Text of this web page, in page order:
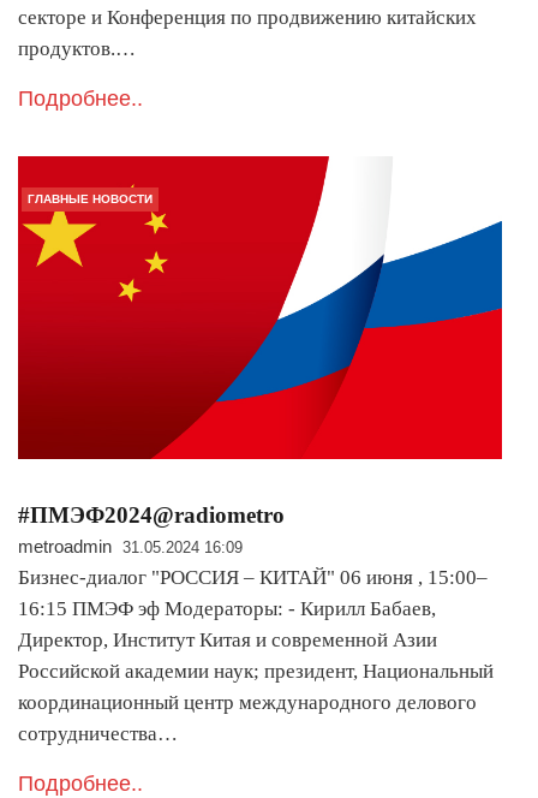
секторе и Конференция по продвижению китайских
продуктов.…
Подробнее..
ГЛАВНЫЕ НОВОСТИ
#ПМЭФ2024@radiometro
metroadmin 31.05.2024 16:09
Бизнес-диалог "РОССИЯ – КИТАЙ" 06 июня , 15:00–
16:15 ПМЭФ эф Модераторы: - Кирилл Бабаев,
Директор, Институт Китая и современной Азии
Российской академии наук; президент, Национальный
координационный центр международного делового
сотрудничества…
Подробнее..